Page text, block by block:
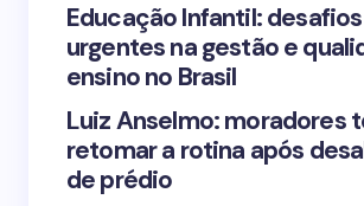
Submit Comment
Educação Infantil: desafios
urgentes na gestão e
ensino no Brasil
Luiz Anselmo: moradores
retomar a rotina após
de prédio